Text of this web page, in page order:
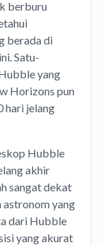
berburu
berada di
Satu-
yang
Horizons pun
hari jelang
Hubble
akhir
sangat dekat
yang
dari Hubble
yang akurat